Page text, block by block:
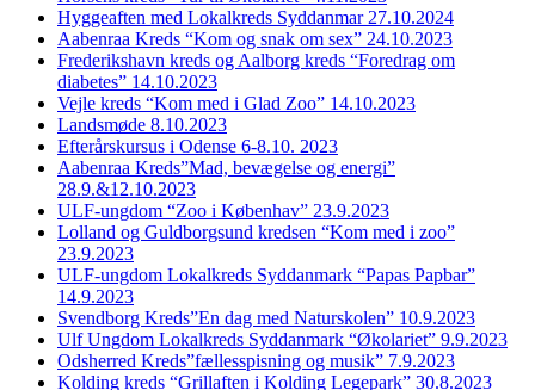
Hyggeaften med Lokalkreds Syddanmar 27.10.2024
Aabenraa Kreds “Kom og snak om sex” 24.10.2023
Frederikshavn kreds og Aalborg kreds “Foredrag om
diabetes” 14.10.2023
Vejle kreds “Kom med i Glad Zoo” 14.10.2023
Landsmøde 8.10.2023
Efterårskursus i Odense 6-8.10. 2023
Aabenraa Kreds”Mad, bevægelse og energi”
28.9.&12.10.2023
ULF-ungdom “Zoo i Københav” 23.9.2023
Lolland og Guldborgsund kredsen “Kom med i zoo”
23.9.2023
ULF-ungdom Lokalkreds Syddanmark “Papas Papbar”
14.9.2023
Svendborg Kreds”En dag med Naturskolen” 10.9.2023
Ulf Ungdom Lokalkreds Syddanmark “Økolariet” 9.9.2023
Odsherred Kreds”fællesspisning og musik” 7.9.2023
Kolding kreds “Grillaften i Kolding Legepark” 30.8.2023